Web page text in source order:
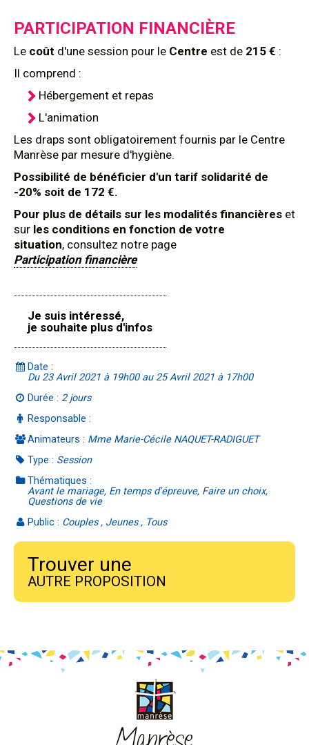
PARTICIPATION FINANCIÈRE
Le coût d'une session pour le Centre est de 215 € :
Il comprend :
Hébergement et repas
L'animation
Les draps sont obligatoirement fournis par le Centre
Manrèse par mesure d'hygiène.
Possibilité de bénéficier d'un tarif solidarité de
-20% soit de 172 €.
Pour plus de détails sur les modalités financières et
sur les conditions en fonction de votre
situation, consultez notre page
Participation financière
Je suis intéressé,
je souhaite plus d'infos
Date :
Du 23 Avril 2021 à 19h00 au 25 Avril 2021 à 17h00
Durée : 2 jours
Responsable :
Animateurs : Mme Marie-Cécile NAQUET-RADIGUET
Type : Session
Thématiques :
Avant le mariage, En temps d'épreuve, Faire un choix,
Questions de vie
Public : Couples , Jeunes , Tous
Trouver une
AUTRE PROPOSITION